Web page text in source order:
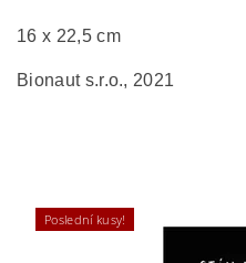
16 x 22,5 cm
Bionaut s.r.o., 2021
Poslední kusy!